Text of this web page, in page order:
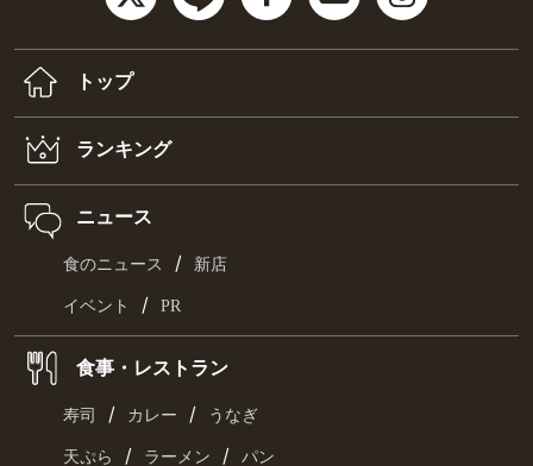
トップ
ランキング
ニュース
食のニュース / 新店
イベント / PR
食事・レストラン
寿司 / カレー / うなぎ
天ぷら / ラーメン / パン